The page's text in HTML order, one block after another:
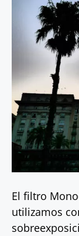
El filtro
utilizamos